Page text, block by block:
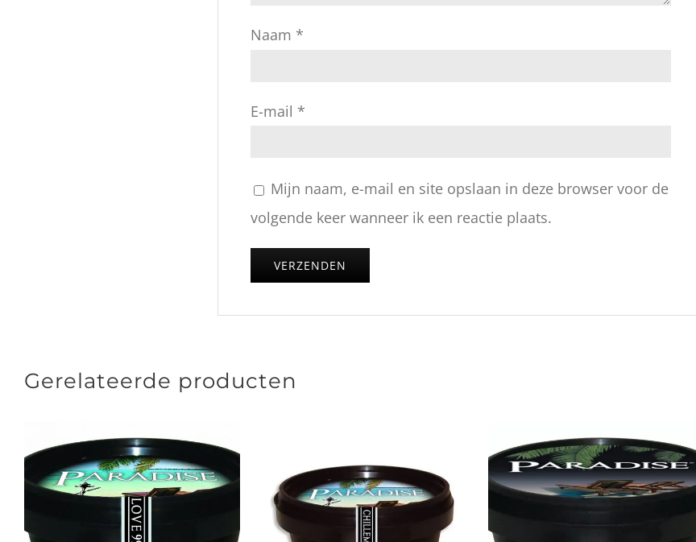
Naam *
E-mail *
Mijn naam, e-mail en site opslaan in deze browser voor de
volgende keer wanneer ik een reactie plaats.
Gerelateerde producten